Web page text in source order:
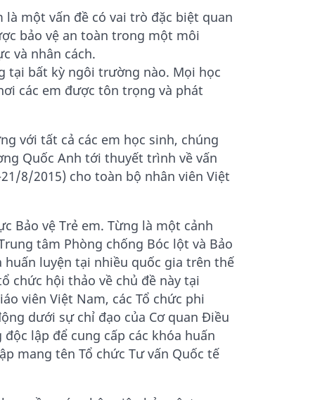
là một vấn đề có vai trò đặc biệt quan
bảo vệ an toàn trong một môi
và nhân cách.
tại bất kỳ ngôi trường nào. Mọi học
các em được tôn trọng và phát
với tất cả các em học sinh, chúng
Quốc Anh tới thuyết trình về vấn
8/2015) cho toàn bộ nhân viên Việt
Bảo vệ Trẻ em. Từng là một cảnh
tâm Phòng chống Bóc lột và Bảo
huấn luyện tại nhiều quốc gia trên thế
chức hội thảo về chủ đề này tại
viên Việt Nam, các Tổ chức phi
dưới sự chỉ đạo của Cơ quan Điều
lập để cung cấp các khóa huấn
mang tên Tổ chức Tư vấn Quốc tế